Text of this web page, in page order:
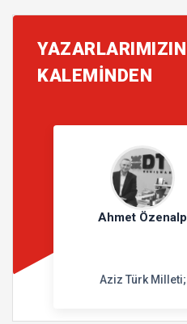
YAZARLARIMIZIN
KALEMİNDEN
Ahmet Özenalp
Aziz Türk Milleti;